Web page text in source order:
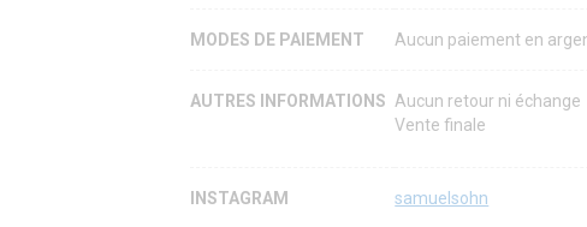
MODES DE PAIEMENT Aucun paiement en
AUTRES INFORMATIONS Aucun retour ni échange
Vente finale
INSTAGRAM samuelsohn